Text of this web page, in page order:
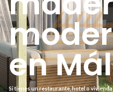
en
Si tienes un restaurante, hotel o